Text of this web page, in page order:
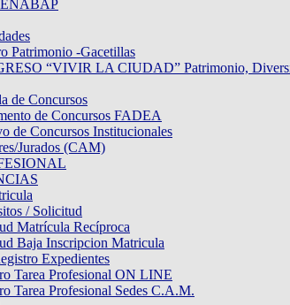
Patrimonio -Gacetillas
“VIVIR LA CIUDAD” Patrimonio,
de Concursos
de Concursos FADEA
de Concursos Institucionales
Jurados (CAM)
/ Solicitud
Matrícula Recíproca
Baja Inscripcion Matricula
Expedientes
Tarea Profesional ON LINE
Tarea Profesional Sedes C.A.M.